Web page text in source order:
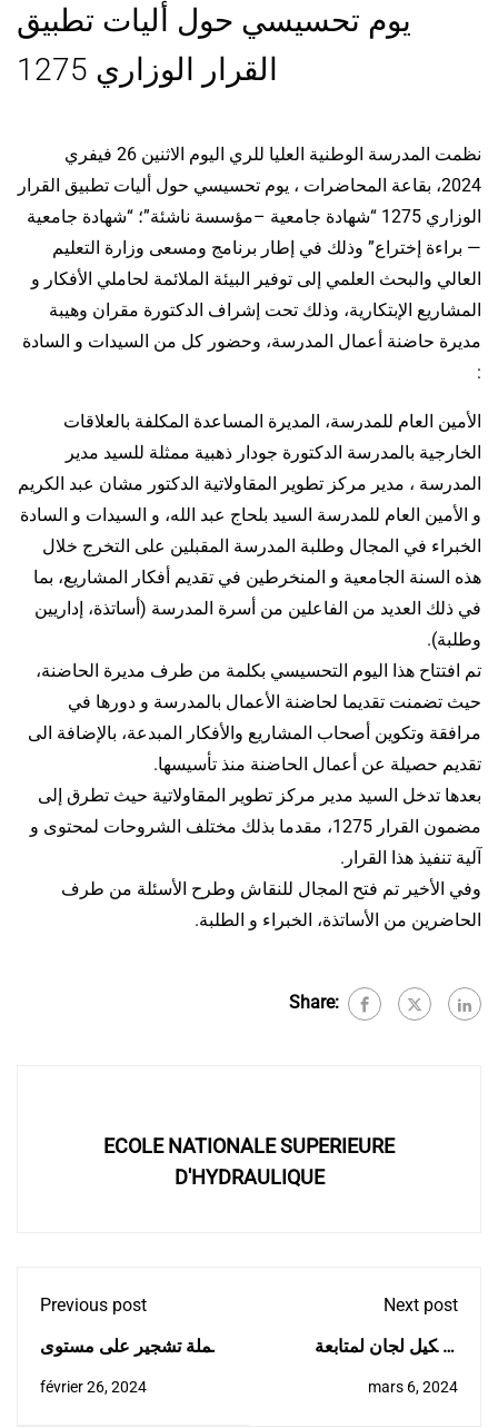
يوم تحسيسي حول أليات تطبيق
القرار الوزاري 1275
نظمت المدرسة الوطنية العليا للري اليوم الاثنين 26 فيفري
2024، بقاعة المحاضرات ، يوم تحسيسي حول أليات تطبيق القرار
الوزاري 1275 “شهادة جامعية –مؤسسة ناشئة”؛ “شهادة جامعية
— براءة إختراع” وذلك في إطار برنامج ومسعى وزارة التعليم
العالي والبحث العلمي إلى توفير البيئة الملائمة لحاملي الأفكار و
المشاريع الإبتكارية، وذلك تحت إشراف الدكتورة مقران وهيبة
مديرة حاضنة أعمال المدرسة، وحضور كل من السيدات و السادة
:
الأمين العام للمدرسة، المديرة المساعدة المكلفة بالعلاقات
الخارجية بالمدرسة الدكتورة جودار ذهبية ممثلة للسيد مدير
المدرسة ، مدير مركز تطوير المقاولاتية الدكتور مشان عبد الكريم
و الأمين العام للمدرسة السيد بلحاج عبد الله، و السيدات و السادة
الخبراء في المجال وطلبة المدرسة المقبلين على التخرج خلال
هذه السنة الجامعية و المنخرطين في تقديم أفكار المشاريع، بما
في ذلك العديد من الفاعلين من أسرة المدرسة (أساتذة، إداريين
وطلبة).
تم افتتاح هذا اليوم التحسيسي بكلمة من طرف مديرة الحاضنة،
حيث تضمنت تقديما لحاضنة الأعمال بالمدرسة و دورها في
مرافقة وتكوين أصحاب المشاريع والأفكار المبدعة، بالإضافة الى
تقديم حصيلة عن أعمال الحاضنة منذ تأسيسها.
بعدها تدخل السيد مدير مركز تطوير المقاولاتية حيث تطرق إلى
مضمون القرار 1275، مقدما بذلك مختلف الشروحات لمحتوى و
آلية تنفيذ هذا القرار.
وفي الأخير تم فتح المجال للنقاش وطرح الأسئلة من طرف
الحاضرين من الأساتذة، الخبراء و الطلبة.
Share:
ECOLE NATIONALE SUPERIEURE
D'HYDRAULIQUE
Previous post
حملة تشجير على مستوى
février 26, 2024
Next post
تشكيل لجان لمتابعة
mars 6, 2024